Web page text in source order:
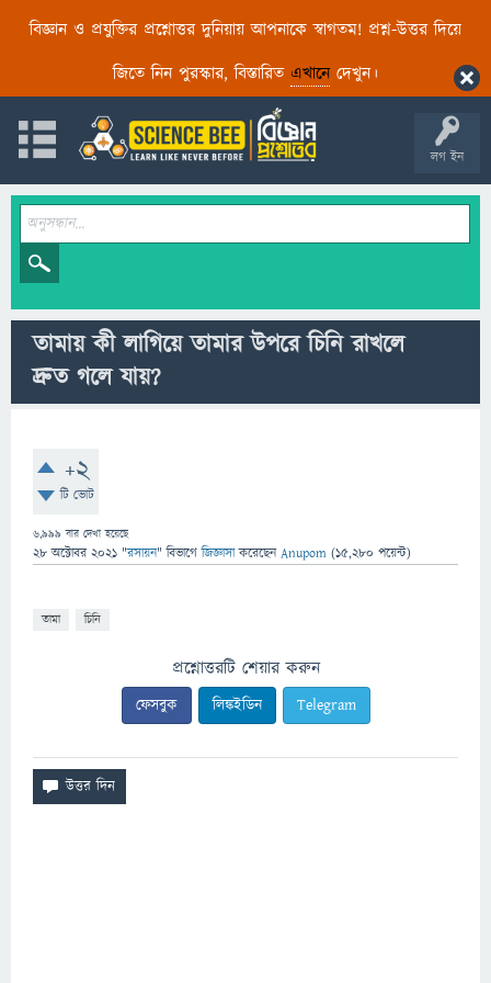
বিজ্ঞান ও প্রযুক্তির প্রশ্নোত্তর দুনিয়ায় আপনাকে স্বাগতম! প্রশ্ন-উত্তর দিয়ে
জিতে নিন পুরস্কার, বিস্তারিত এখানেদেখুন।
লগ ইন
তামায় কী লাগিয়ে তামার উপরে চিনি রাখলে
দ্রুত গলে যায়?
+2
টি ভোট
6,999 বার দেখা হয়েছে
28 অক্টোবর 2021 "রসায়ন" বিভাগে জিজ্ঞাসাকরেছেনAnupom (15,280 পয়েন্ট)
তামা চিনি
প্রশ্নোত্তরটি শেয়ার করুন
ফেসবুক লিঙ্কইডিন Telegram